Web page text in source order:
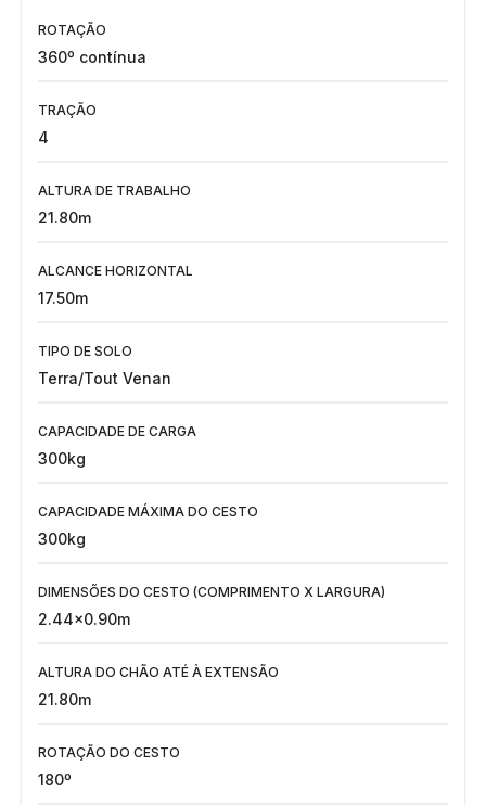
ROTAÇÃO
360º contínua
TRAÇÃO
4
ALTURA DE TRABALHO
21.80m
ALCANCE HORIZONTAL
17.50m
TIPO DE SOLO
Terra/Tout Venan
CAPACIDADE DE CARGA
300kg
CAPACIDADE MÁXIMA DO CESTO
300kg
DIMENSÕES DO CESTO (COMPRIMENTO X LARGURA)
2.44x0.90m
ALTURA DO CHÃO ATÉ À EXTENSÃO
21.80m
ROTAÇÃO DO CESTO
180º